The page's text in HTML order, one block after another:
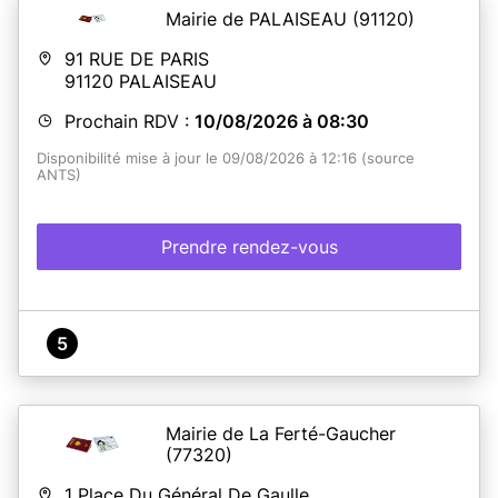
Mairie de PALAISEAU (91120)
91 RUE DE PARIS
91120 PALAISEAU
Prochain RDV : 10/08/2026 à 08:30
Disponibilité mise à jour le 09/08/2026 à 12:16 (source
ANTS)
Prendre rendez-vous
5
Mairie de La Ferté-Gaucher
(77320)